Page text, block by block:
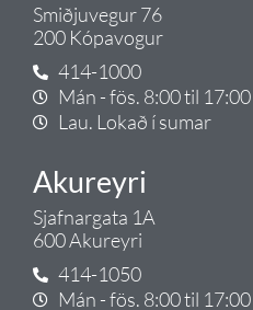
Smiðjuvegur 76
200 Kópavogur
414-1000
Mán - fös. 8:00 til 17:00
Lau. Lokað í sumar
Akureyri
Sjafnargata 1A
600 Akureyri
414-1050
Mán - fös. 8:00 til 17:00